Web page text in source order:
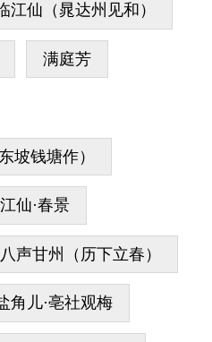
江仙（晁达州见和）
满庭芳
坡钱塘作）
仙·春景
八声甘州（历下立春）
角儿·亳社观梅